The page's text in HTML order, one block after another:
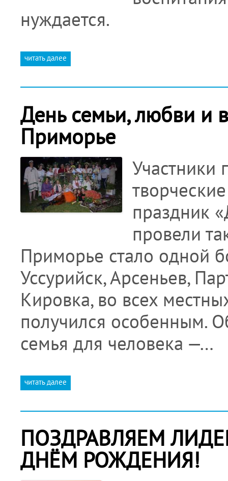
нуждается.
читать далее
День семьи, любви и
Приморье
Участники
праздник
провели
Приморье стало одной
Уссурийск, Арсеньев,
Кировка, во всех
получился особенным.
семья для человека —…
читать далее
ПОЗДРАВЛЯЕМ
ДНЁМ РОЖДЕНИЯ!